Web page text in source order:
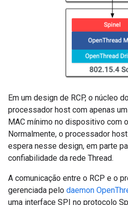
Em um design de RCP, o núcleo
processador host com apenas
MAC mínimo no dispositivo com
Normalmente, o processador
espera nesse design, em parte
confiabilidade da rede Thread.
A comunicação entre o RCP e o
gerenciada pelo daemon
uma interface SPI no protocolo